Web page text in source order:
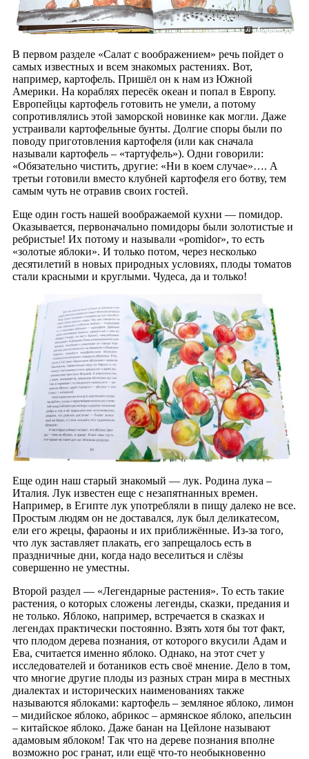
В первом разделе «Салат с воображением» речь пойдет о
самых известных и всем знакомых растениях. Вот,
например, картофель. Пришёл он к нам из Южной
Америки. На кораблях пересёк океан и попал в Европу.
Европейцы картофель готовить не умели, а потому
сопротивлялись этой заморской новинке как могли. Даже
устраивали картофельные бунты. Долгие споры были по
поводу приготовления картофеля (или как сначала
называли картофель – «тартуфель»). Одни говорили:
«Обязательно чистить, другие: «Ни в коем случае»…. А
третьи готовили вместо клубней картофеля его ботву, тем
самым чуть не отравив своих гостей.
Еще один гость нашей воображаемой кухни — помидор.
Оказывается, первоначально помидоры были золотистые и
ребристые! Их потому и называли «pomidor», то есть
«золотые яблоки». И только потом, через несколько
десятилетий в новых природных условиях, плоды томатов
стали красными и круглыми. Чудеса, да и только!
Еще один наш старый знакомый — лук. Родина лука –
Италия. Лук известен еще с незапятнанных времен.
Например, в Египте лук употребляли в пищу далеко не все.
Простым людям он не доставался, лук был деликатесом,
ели его жрецы, фараоны и их приближённые. Из-за того,
что лук заставляет плакать, его запрещалось есть в
праздничные дни, когда надо веселиться и слёзы
совершенно не уместны.
Второй раздел — «Легендарные растения». То есть такие
растения, о которых сложены легенды, сказки, предания и
не только. Яблоко, например, встречается в сказках и
легендах практически постоянно. Взять хотя бы тот факт,
что плодом дерева познания, от которого вкусили Адам и
Ева, считается именно яблоко. Однако, на этот счет у
исследователей и ботаников есть своё мнение. Дело в том,
что многие другие плоды из разных стран мира в местных
диалектах и исторических наименованиях также
называются яблоками: картофель – земляное яблоко, лимон
– мидийское яблоко, абрикос – армянское яблоко, апельсин
– китайское яблоко. Даже банан на Цейлоне называют
адамовым яблоком! Так что на дереве познания вполне
возможно рос гранат, или ещё что-то необыкновенно